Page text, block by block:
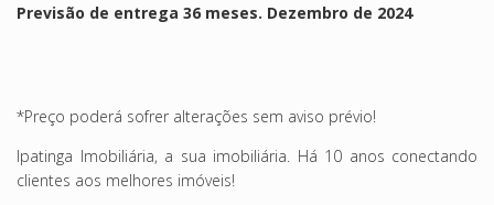
Previsão de entrega 36 meses. Dezembro de 2024
*Preço poderá sofrer alterações sem aviso prévio!
Ipatinga Imobiliária, a sua imobiliária. Há 10 anos conectando
clientes aos melhores imóveis!